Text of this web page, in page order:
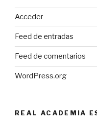
Acceder
Feed de entradas
Feed de comentarios
WordPress.org
REAL ACADEMIA